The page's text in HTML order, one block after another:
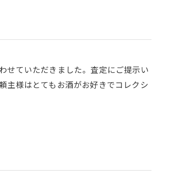
せていただきました。査定にご提示い
主様はとてもお酒がお好きでコレクシ